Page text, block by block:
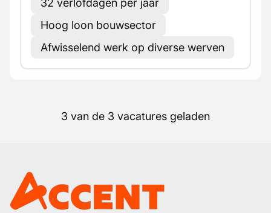
32 verlofdagen per jaar
Hoog loon bouwsector
Afwisselend werk op diverse werven
3 van de 3 vacatures geladen